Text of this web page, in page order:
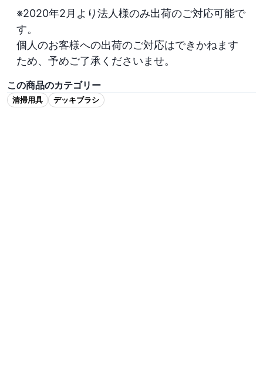
※2020年2月より法人様のみ出荷のご対応可能で
す。
個人のお客様への出荷のご対応はできかねます
ため、予めご了承くださいませ。
この商品のカテゴリー
清掃用具 デッキブラシ